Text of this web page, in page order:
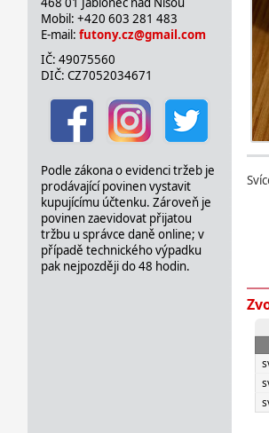
Mobil: +420 603 281 483
E-mail: futony.cz@gmail.com
IČ: 49075560
DIČ: CZ7052034671
Podle zákona o evidenci tržeb je
prodávající povinen vystavit
kupujícímu účtenku. Zároveň je
povinen zaevidovat přijatou
tržbu u správce daně online; v
případě technického výpadku
pak nejpozději do 48 hodin.